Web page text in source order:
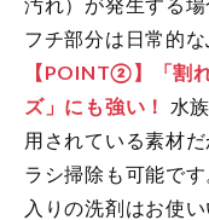
フチ部分は日常的な
【POINT②】「割
ズ」にも強い！
水
用されている素材
ラシ掃除も可能です
入りの洗剤はお使